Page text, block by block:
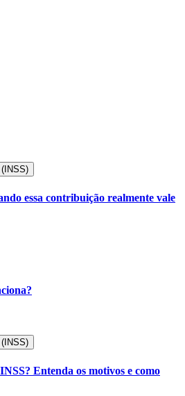
essa contribuição realmente vale
Entenda os motivos e como